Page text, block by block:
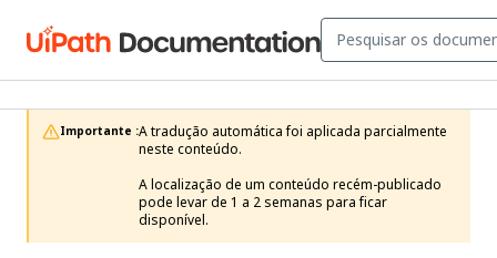
Importante :A tradução automática foi aplicada parcialmente
neste conteúdo.
A localização de um conteúdo recém-publicado
pode levar de 1 a 2 semanas para ficar
disponível.